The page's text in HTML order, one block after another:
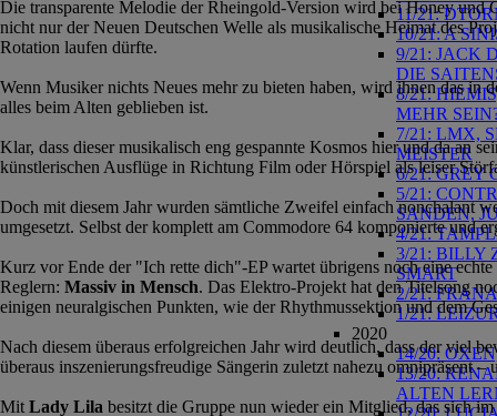
11/21:
10/21: A
9/21: JACK
DIE
8/21:
MEHR
7/21: LMX,
MEISTER
6/21: GREY
5/21:
SANDEN,
4/21:
3/21: BILLY
SMART
2/21:
1/21:
2020
14/20:
13/20:
ALTEN
Die transparente Melodie der Rheingold-Version wird bei Honey
nicht nur der Neuen Deutschen Welle als musikalische Heimat des
Rotation laufen dürfte.
Wenn Musiker nichts Neues mehr zu bieten haben, wird ihnen das
alles beim Alten geblieben ist.
Klar, dass dieser musikalisch eng gespannte Kosmos hier und da an
künstlerischen Ausflüge in Richtung Film oder Hörspiel als leiser
Doch mit diesem Jahr wurden sämtliche Zweifel einfach nonchalant
umgesetzt. Selbst der komplett am Commodore 64 komponierte und
Kurz vor Ende der "Ich rette dich"-EP wartet übrigens noch eine
Reglern: Massiv in Mensch. Das Elektro-Projekt hat den Titelsong
einigen neuralgischen Punkten, wie der Rhythmussektion und dem
Nach diesem überaus erfolgreichen Jahr wird deutlich, dass der viel
überaus inszenierungsfreudige Sängerin zuletzt nahezu omnipräsent –
Mit Lady Lila besitzt die Gruppe nun wieder ein Mitglied, das sich